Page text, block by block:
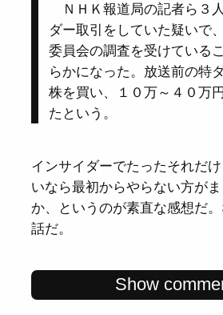
ＮＨＫ報道局の記者ら３
ダー取引をしていた疑いで
委員会の調査を受けている
らかになった。放送前の特
株を買い、１０万～４０万
たという。
インサイダーでたったそれだ
いなら最初からやらない方が
か、というのが素直な感想だ
話だ。
Show